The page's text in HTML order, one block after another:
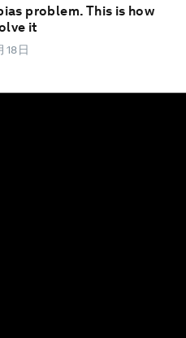
problem. This is how
it
18日